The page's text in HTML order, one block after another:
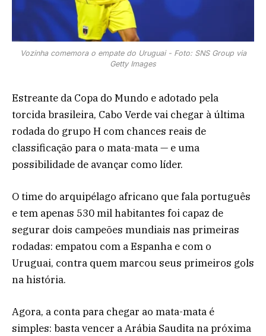
Vozinha comemora o empate do Uruguai - Foto: SNS Group via
Getty Images
Estreante da Copa do Mundo e adotado pela
torcida brasileira, Cabo Verde vai chegar à última
rodada do grupo H com chances reais de
classificação para o mata-mata — e uma
possibilidade de avançar como líder.
O time do arquipélago africano que fala português
e tem apenas 530 mil habitantes foi capaz de
segurar dois campeões mundiais nas primeiras
rodadas: empatou com a Espanha e com o
Uruguai, contra quem marcou seus primeiros gols
na história.
Agora, a conta para chegar ao mata-mata é
simples: basta vencer a Arábia Saudita na próxima